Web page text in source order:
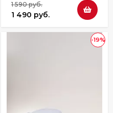
1 590 руб.
1 490 руб.
-19%